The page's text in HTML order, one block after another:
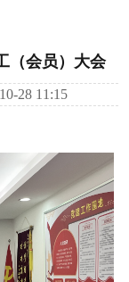
（会员）大会
28 11:15